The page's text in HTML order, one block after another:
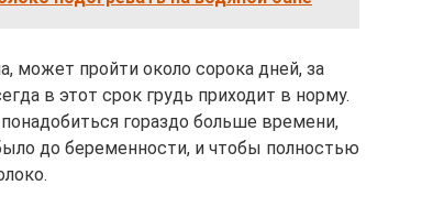
может пройти около сорока дней, за
в этот срок грудь приходит в норму.
гораздо больше времени,
до беременности, и чтобы полностью